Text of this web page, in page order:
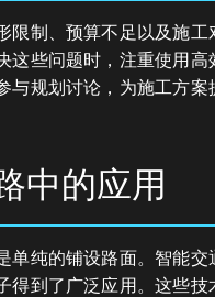
限制、预算不足以及施
这些问题时，注重使用
与规划讨论，为施工方
中的应用
单纯的铺设路面。智能
得到了广泛应用。这些